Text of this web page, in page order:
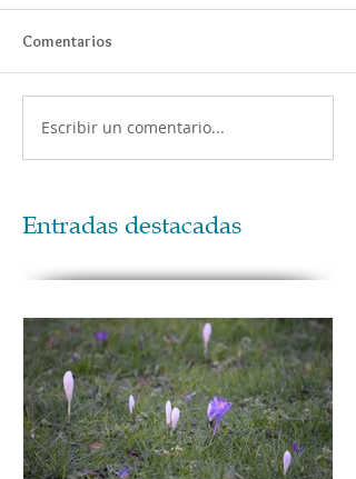
Comentarios
Escribir un comentario...
Entradas destacadas